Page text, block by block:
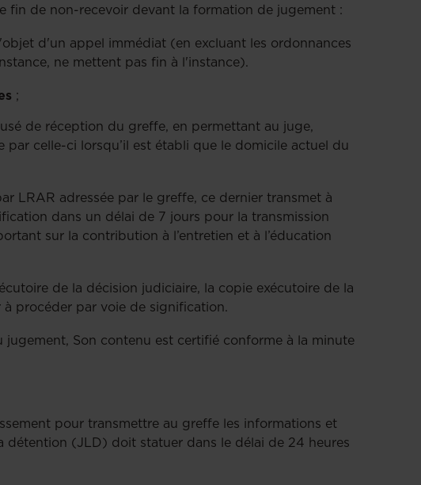
fin de non-recevoir devant la formation de jugement :
d'un appel immédiat (en excluant les ordonnances
ne mettent pas fin à l'instance).
;
de réception du greffe, en permettant au juge,
celle-ci lorsqu’il est établi que le domicile actuel du
LRAR adressée par le greffe, ce dernier transmet à
dans un délai de 7 jours pour la transmission
sur la contribution à l’entretien et à l’éducation
de la décision judiciaire, la copie exécutoire de la
procéder par voie de signification.
Son contenu est certifié conforme à la minute
pour transmettre au greffe les informations et
détention (JLD) doit statuer dans le délai de 24 heures